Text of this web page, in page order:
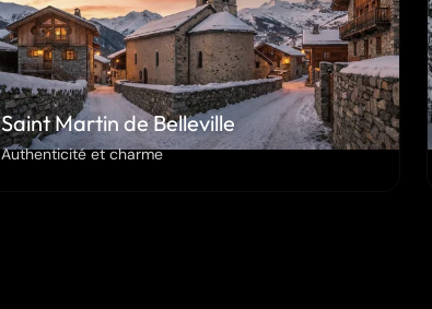
Saint Martin de Belleville
Authenticité et charme